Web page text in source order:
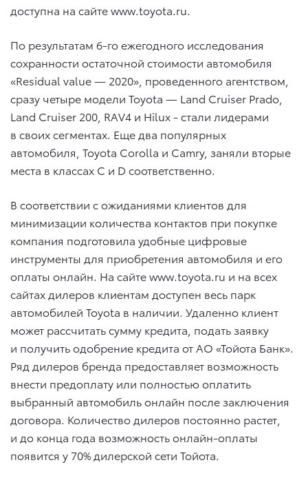
доступна на сайте www.toyota.ru.
По результатам 6-го ежегодного исследования
сохранности остаточной стоимости автомобиля
«Residual value — 2020», проведенного агентством,
сразу четыре модели Toyota — Land Cruiser Prado,
Land Cruiser 200, RAV4 и Hilux ­- стали лидерами
в своих сегментах. Еще два популярных
автомобиля, Toyota Corolla и Camry, заняли вторые
места в классах С и D соответственно.
В соответствии с ожиданиями клиентов для
минимизации количества контактов при покупке
компания подготовила удобные цифровые
инструменты для приобретения автомобиля и его
оплаты онлайн. На сайте www.toyota.ru и на всех
сайтах дилеров клиентам доступен весь парк
автомобилей Toyota в наличии. Удаленно клиент
может рассчитать сумму кредита, подать заявку
и получить одобрение кредита от АО «Тойота Банк».
Ряд дилеров бренда предоставляет возможность
внести предоплату или полностью оплатить
выбранный автомобиль онлайн после заключения
договора. Количество дилеров постоянно растет,
и до конца года возможность онлайн-оплаты
появится у 70% дилерской сети Тойота.